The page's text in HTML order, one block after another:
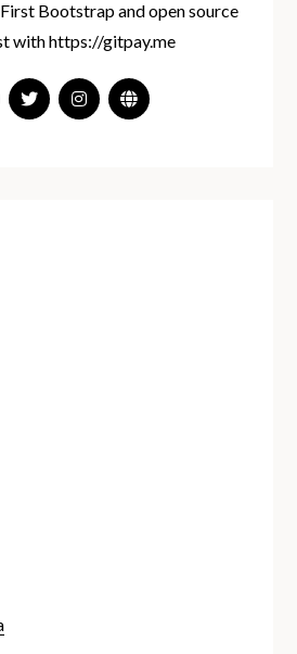
Bootstrap and open source
with https://gitpay.me